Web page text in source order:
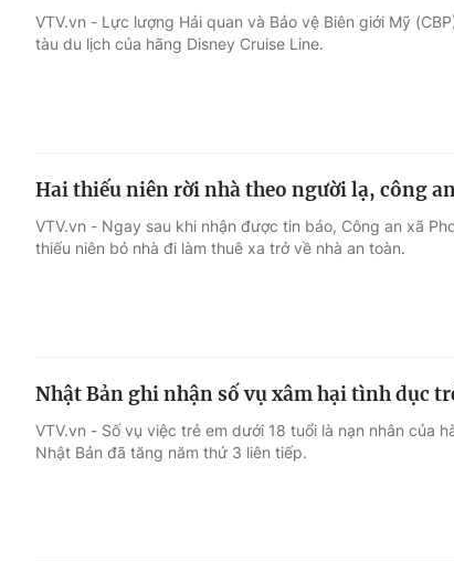
VTV.vn - Lực lượng Hải quan và Bảo vệ Biên giới Mỹ
tàu du lịch của hãng Disney Cruise Line.
Hai thiếu niên rời nhà theo người lạ, công
VTV.vn - Ngay sau khi nhận được tin báo, Công an xã
thiếu niên bỏ nhà đi làm thuê xa trở về nhà an toàn.
Nhật Bản ghi nhận số vụ xâm hại tình dục
VTV.vn - Số vụ việc trẻ em dưới 18 tuổi là nạn nhân của
Nhật Bản đã tăng năm thứ 3 liên tiếp.